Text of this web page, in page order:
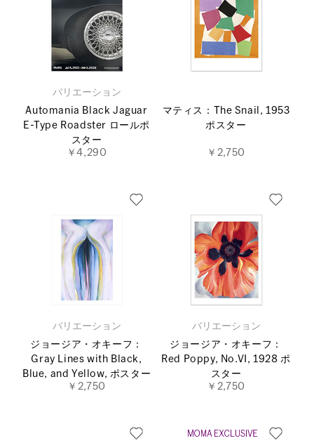
バリエーション
Automania Black Jaguar
E-Type Roadster ロールポ
スター
￥4,290
マティス：The Snail, 1953
ポスター
￥2,750
バリエーション
ジョージア・オキーフ：
Gray Lines with Black,
Blue, and Yellow, ポスター
￥2,750
バリエーション
ジョージア・オキーフ：
Red Poppy, No.VI, 1928 ポ
スター
￥2,750